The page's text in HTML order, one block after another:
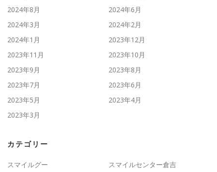
2024年8月
2024年6月
2024年3月
2024年2月
2024年1月
2023年12月
2023年11月
2023年10月
2023年9月
2023年8月
2023年7月
2023年6月
2023年5月
2023年4月
2023年3月
カテゴリー
スマイルグー スマイルセンター倉吉